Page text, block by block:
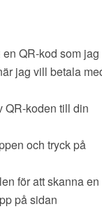
QR-kod som jag
jag vill betala
QR-koden till din
och tryck på
för att skanna en
på sidan